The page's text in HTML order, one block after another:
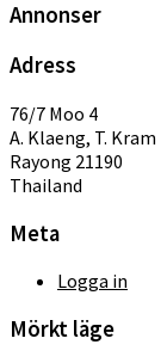
Annonser
Adress
76/7 Moo 4
A. Klaeng, T. Kram
Rayong 21190
Thailand
Meta
Logga in
Mörkt läge